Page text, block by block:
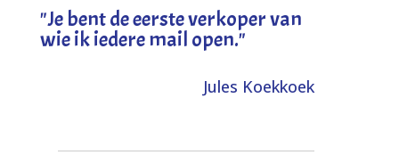
"Je bent de eerste verkoper van
wie ik iedere mail open."
Jules Koekkoek